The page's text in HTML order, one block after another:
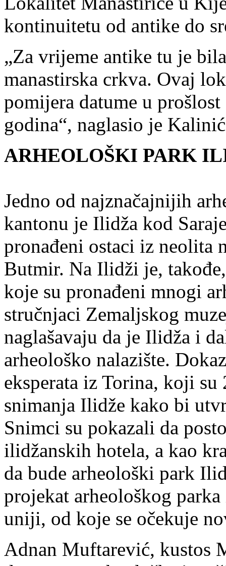
kontinuitetu od antike do
„Za vrijeme antike tu je
manastirska crkva. Ovaj
pomijera datume u
godina“, naglasio je
ARHEOLOŠKI PARK
Jedno od najznačajnijih
kantonu je Ilidža kod
pronađeni ostaci iz neolita
Butmir. Na Ilidži je,
koje su pronađeni mnogi
stručnjaci Zemaljskog
naglašavaju da je Ilidža i
arheološko nalazište.
eksperata iz Torina, koji
snimanja Ilidže kako bi
Snimci su pokazali da
ilidžanskih hotela, a kao
da bude arheološki park
projekat arheološkog
uniji, od koje se očekuje
Adnan Muftarević, kustos